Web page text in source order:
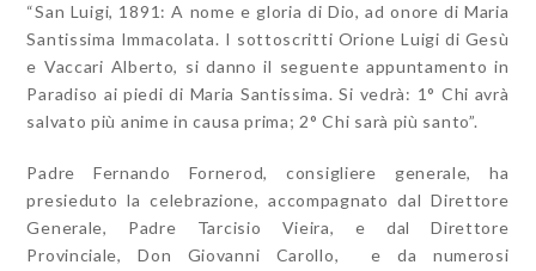
“San Luigi, 1891: A nome e gloria di Dio, ad onore di Maria
Santissima Immacolata. I sottoscritti Orione Luigi di Gesù
e Vaccari Alberto, si danno il seguente appuntamento in
Paradiso ai piedi di Maria Santissima. Si vedrà: 1° Chi avrà
salvato più anime in causa prima; 2° Chi sarà più santo”.
Padre Fernando Fornerod, consigliere generale, ha
presieduto la celebrazione, accompagnato dal Direttore
Generale, Padre Tarcisio Vieira, e dal Direttore
Provinciale, Don Giovanni Carollo, e da numerosi